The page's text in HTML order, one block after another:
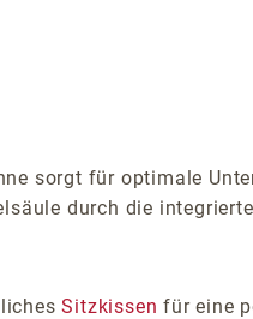
sorgt für optimale
durch die
Sitzkissen für eine